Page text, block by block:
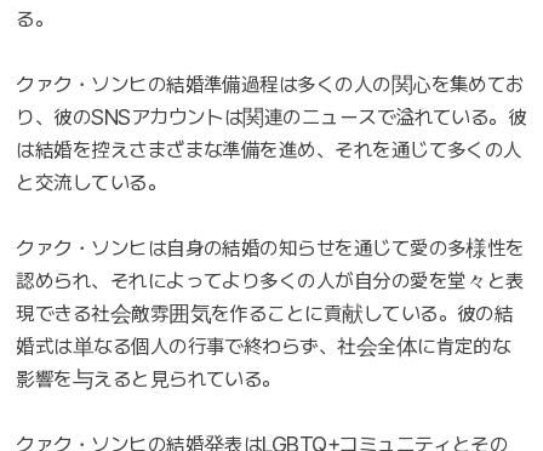
る。
クァク・ソンヒの結婚準備過程は多くの人の関心を集めてお
り、彼のSNSアカウントは関連のニュースで溢れている。彼
は結婚を控えさまざまな準備を進め、それを通じて多くの人
と交流している。
クァク・ソンヒは自身の結婚の知らせを通じて愛の多様性を
認められ、それによってより多くの人が自分の愛を堂々と表
現できる社会敵雰囲気を作ることに貢献している。彼の結
婚式は単なる個人の行事で終わらず、社会全体に肯定的な
影響を与えると見られている。
クァク・ソンヒの結婚発表はLGBTQ+コミュニティとその